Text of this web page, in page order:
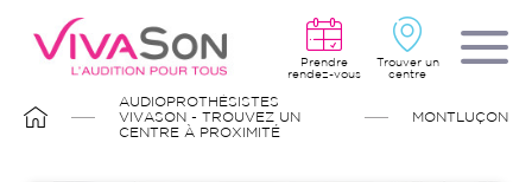
contenu
principal
Prendre
rendez-vous
Trouver un
centre
D'ARIANE
AUDIOPROTHÉSISTES
VIVASON - TROUVEZ UN
CENTRE À PROXIMITÉ
MONTLUÇON